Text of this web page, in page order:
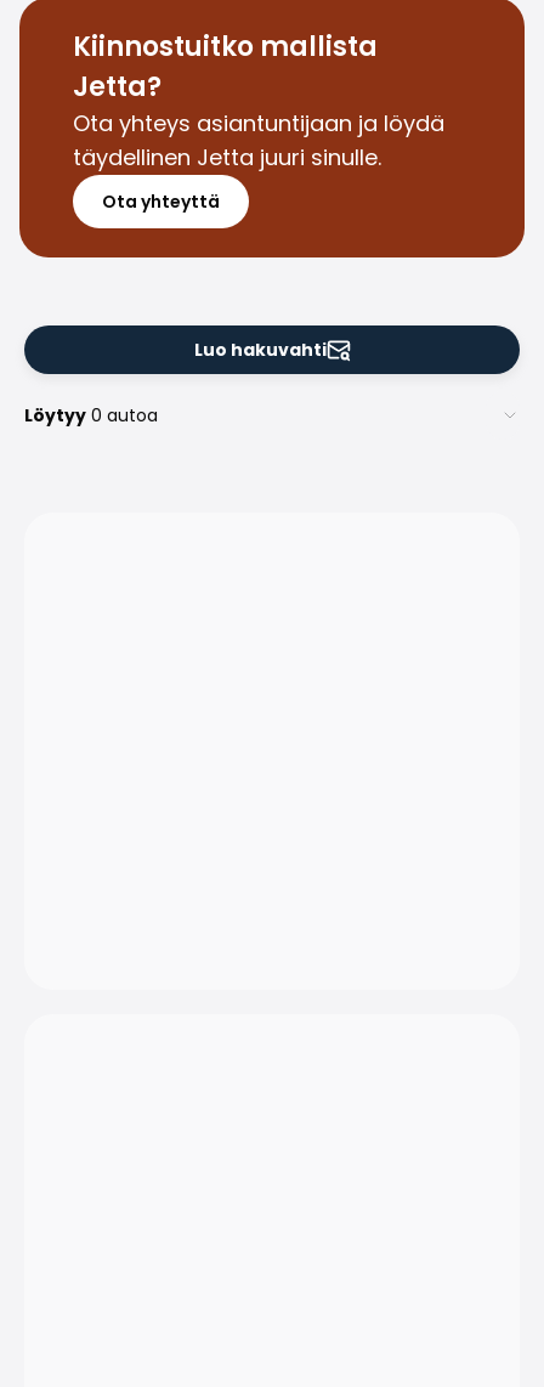
Rekrytointi
Laskutustiedot
Kokemuksia Sakasta
Reklamaatiot
Kiinnostuitko mallista
Jetta?
Ota yhteys asiantuntijaan ja löydä
täydellinen Jetta juuri sinulle.
Ota yhteyttä
Luo hakuvahti
Löytyy 0 autoa